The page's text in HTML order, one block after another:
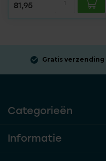
81,95
Gratis verzending
Categorieën
Informatie